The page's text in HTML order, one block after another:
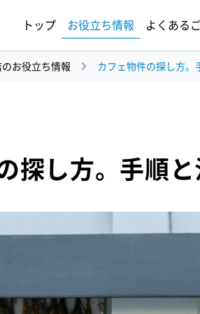
トップ お役立ち情報 よくある
お役立ち情報 カフェ物件の探し方。
探し方。手順